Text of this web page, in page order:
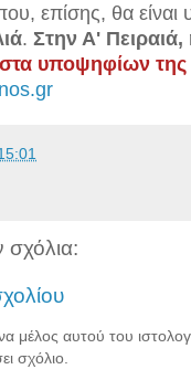
επίσης, θα είναι
. Στην Α'
υποψηφίων
μέλος αυτού του
σχόλιο.